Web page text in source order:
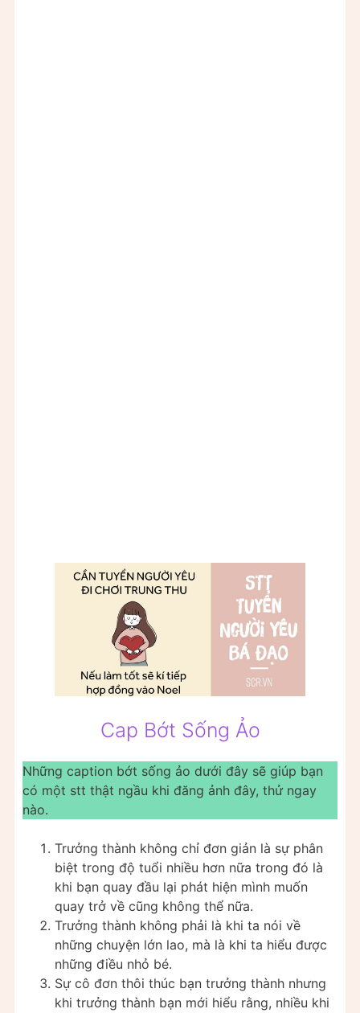
Cap Bớt Sống Ảo
Những caption bớt sống ảo dưới đây sẽ giúp bạn
có một stt thật ngầu khi đăng ảnh đây, thử ngay
nào.
Trưởng thành không chỉ đơn giản là sự phân
biệt trong độ tuổi nhiều hơn nữa trong đó là
khi bạn quay đầu lại phát hiện mình muốn
quay trở về cũng không thể nữa.
Trưởng thành không phải là khi ta nói về
những chuyện lớn lao, mà là khi ta hiểu được
những điều nhỏ bé.
Sự cô đơn thôi thúc bạn trưởng thành nhưng
khi trưởng thành bạn mới hiểu rằng, nhiều khi